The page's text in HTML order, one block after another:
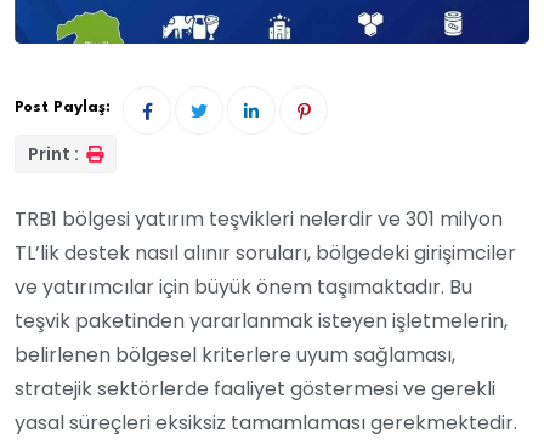
Post Paylaş:
Print :
TRB1 bölgesi yatırım teşvikleri nelerdir ve 301 milyon
TL’lik destek nasıl alınır soruları, bölgedeki girişimciler
ve yatırımcılar için büyük önem taşımaktadır. Bu
teşvik paketinden yararlanmak isteyen işletmelerin,
belirlenen bölgesel kriterlere uyum sağlaması,
stratejik sektörlerde faaliyet göstermesi ve gerekli
yasal süreçleri eksiksiz tamamlaması gerekmektedir.